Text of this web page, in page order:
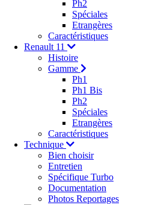
Ph2
Spéciales
Etrangères
Caractéristiques
Renault 11
Histoire
Gamme
Ph1
Ph1 Bis
Ph2
Spéciales
Etrangères
Caractéristiques
Technique
Bien choisir
Entretien
Spécifique Turbo
Documentation
Photos Reportages